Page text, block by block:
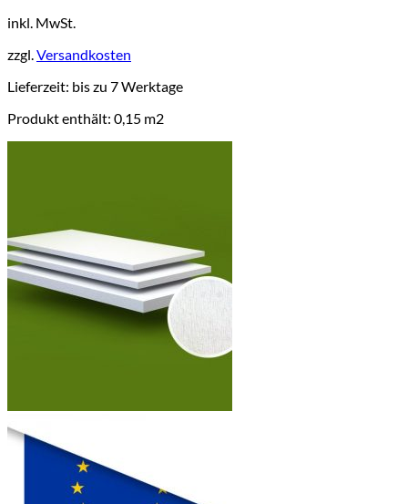
inkl. MwSt.
zzgl.Versandkosten
Lieferzeit: bis zu 7 Werktage
Produkt enthält: 0,15 m2